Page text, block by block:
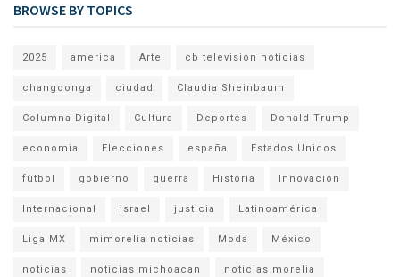
BROWSE BY TOPICS
2025 america Arte cb television noticias
changoonga ciudad Claudia Sheinbaum
Columna Digital Cultura Deportes Donald Trump
economia Elecciones españa Estados Unidos
fútbol gobierno guerra Historia Innovación
Internacional israel justicia Latinoamérica
Liga MX mimorelia noticias Moda México
noticias noticias michoacan noticias morelia